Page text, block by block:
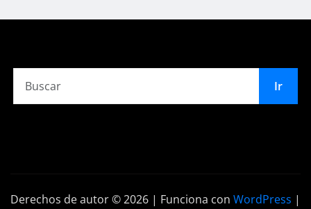
Ir
Derechos de autor © 2026 | Funciona con WordPress |